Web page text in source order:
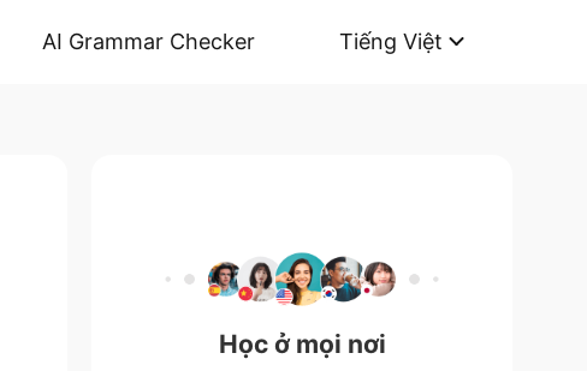
AI Grammar Checker Tiếng Việt
Học ở mọi nơi